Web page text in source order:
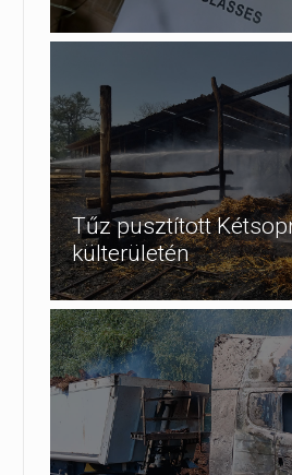
Tűz pusztított
külterületén